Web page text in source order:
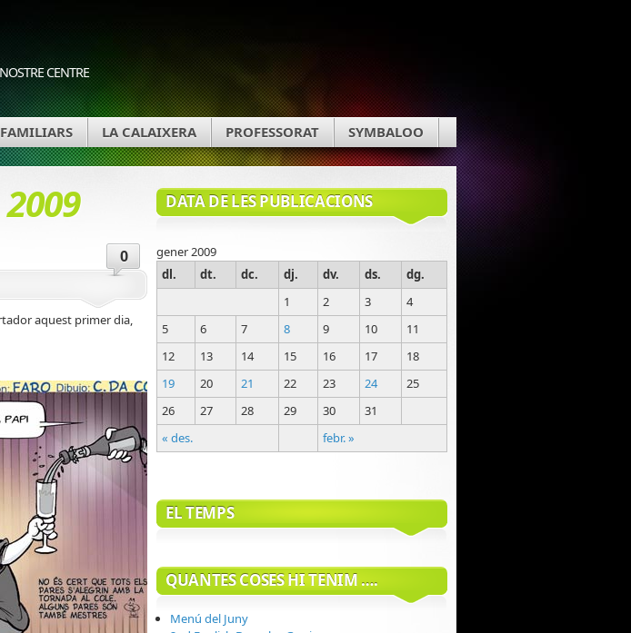
CENTRE
LA CALAIXERA PROFESSORAT SYMBALOO
0
aquest primer dia,
DATA DE LES PUBLICACIONS
gener 2009
dl.
dt. dc. dj. dv. ds. dg.
« des. febr. »
1 2 3
4
5
6 7 8 9 10
11
12
13 14 15 16 17
18
19
20 21 22 23 24
25
26
27 28 29 30 31
EL TEMPS
QUANTES COSES HI TENIM ….
Menú del Juny